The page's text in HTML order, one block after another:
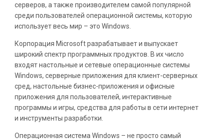
серверов, а также производителем самой популярной
среди пользователей операционной системы, которую
использует весь мир – это Windows.
Корпорация Microsoft разрабатывает и выпускает
широкий спектр программных продуктов. В их число
входят настольные и сетевые операционные системы
Windows, серверные приложения для клиент-серверных
сред, настольные бизнес-приложения и офисные
приложения для пользователей, интерактивные
программы и игры, средства для работы в сети интернет
и инструменты разработки.
Операционная система Windows – не просто самый